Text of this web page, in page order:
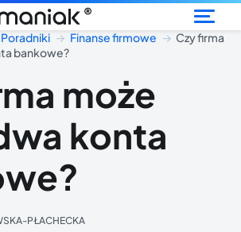
®
Poradniki Finanse firmowe
Czy firma
bankowe?
może
konta
PŁACHECKA